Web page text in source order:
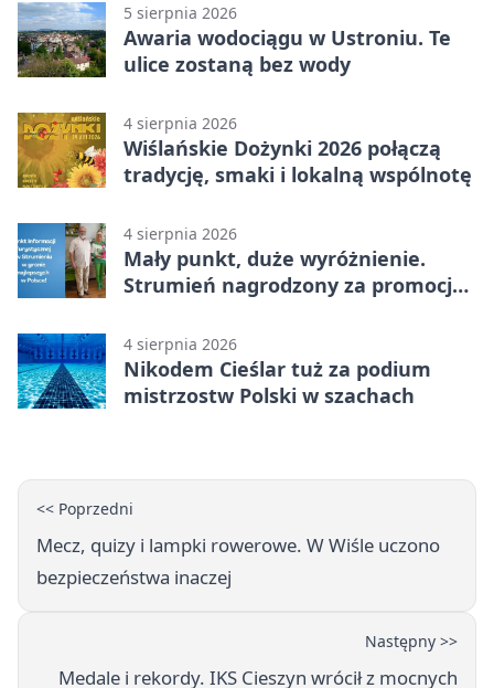
5 sierpnia 2026
Awaria wodociągu w Ustroniu. Te
ulice zostaną bez wody
4 sierpnia 2026
Wiślańskie Dożynki 2026 połączą
tradycję, smaki i lokalną wspólnotę
4 sierpnia 2026
Mały punkt, duże wyróżnienie.
Strumień nagrodzony za promocję
4 sierpnia 2026
Nikodem Cieślar tuż za podium
mistrzostw Polski w szachach
<< Poprzedni
Mecz, quizy i lampki rowerowe. W Wiśle uczono
bezpieczeństwa inaczej
Następny >>
Medale i rekordy. IKS Cieszyn wrócił z mocnych